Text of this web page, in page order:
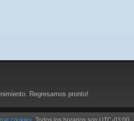
Regresamos pronto!